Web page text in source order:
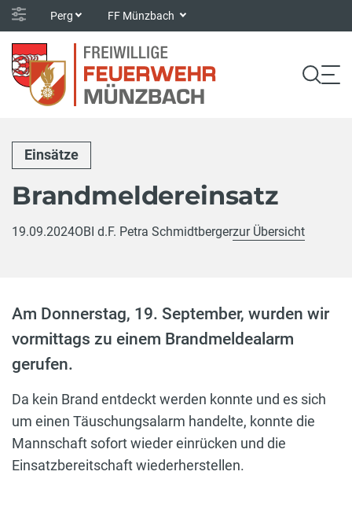
Perg FF Münzbach
Einsätze
Brandmeldereinsatz
19.09.2024OBI d.F. Petra Schmidtbergerzur Übersicht
Am Donnerstag, 19. September, wurden wir
vormittags zu einem Brandmeldealarm
gerufen.
Da kein Brand entdeckt werden konnte und es sich
um einen Täuschungsalarm handelte, konnte die
Mannschaft sofort wieder einrücken und die
Einsatzbereitschaft wiederherstellen.